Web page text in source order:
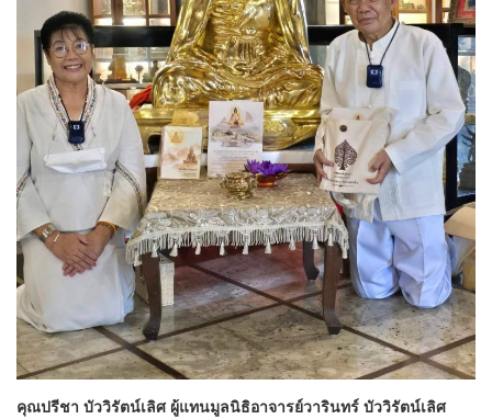
คุณปรีชา บัววิรัตน์เลิศ ผู้แทนมูลนิธิอาจารย์วารินทร์ บัววิรัตน์เลิศ